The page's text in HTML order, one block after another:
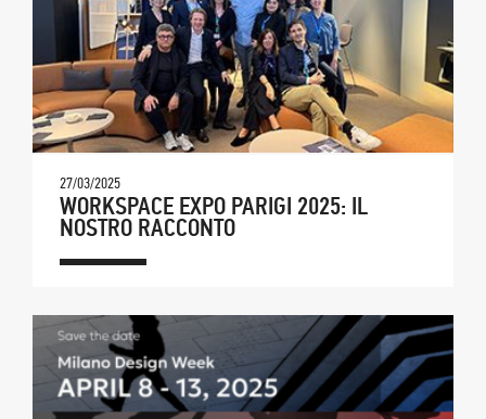
27/03/2025
WORKSPACE EXPO PARIGI 2025: IL
NOSTRO RACCONTO